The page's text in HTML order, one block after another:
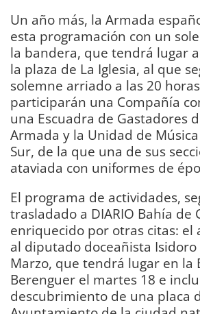
Un año más, la Armada
esta programación con un
la bandera, que tendrá lugar
la plaza de La Iglesia, al que
solemne arriado a las 20
participarán una Compañía
una Escuadra de Gastadores
Armada y la Unidad de
Sur, de la que una de sus
ataviada con uniformes de
El programa de actividades,
trasladado a DIARIO Bahía de
enriquecido por otras citas: el
al diputado doceañista
Marzo, que tendrá lugar en la
Berenguer el martes 18 e
descubrimiento de una placa